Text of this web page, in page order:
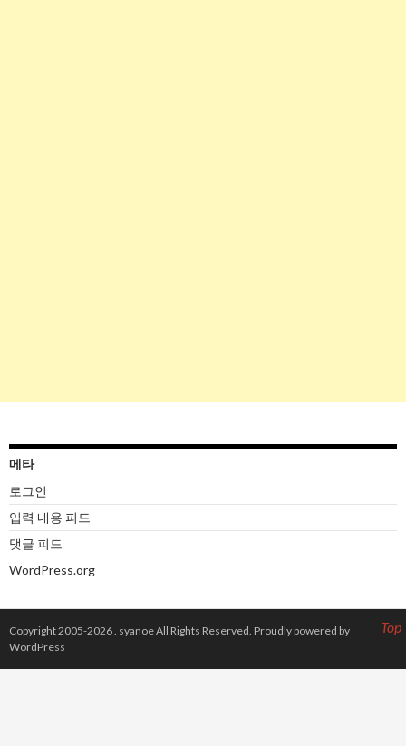
메타
로그인
입력 내용 피드
댓글 피드
WordPress.org
Top
Copyright 2005-2026 . syanoeAll Rights Reserved. Proudly powered by
WordPress